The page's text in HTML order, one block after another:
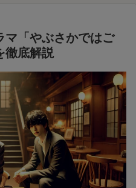
マ「やぶさかではご
徹底解説